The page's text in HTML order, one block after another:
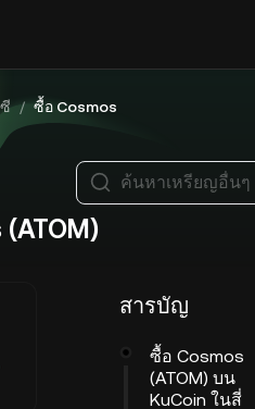
/ ซื้อ Cosmos
ค้นหาเหรียญอื่นๆ
สารบัญ
ซื้อ Cosmos
(ATOM) บน
KuCoin ในสี่